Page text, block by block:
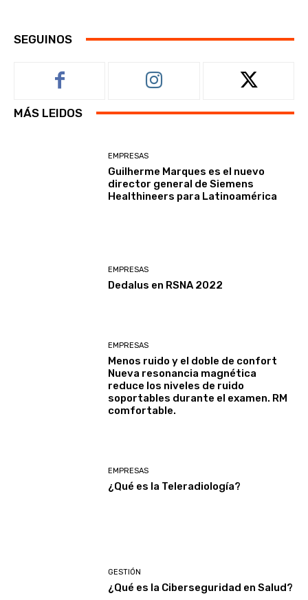
SEGUINOS
MÁS LEIDOS
EMPRESAS
Guilherme Marques es el nuevo
director general de Siemens
Healthineers para Latinoamérica
EMPRESAS
Dedalus en RSNA 2022
EMPRESAS
Menos ruido y el doble de confort
Nueva resonancia magnética
reduce los niveles de ruido
soportables durante el examen. RM
comfortable.
EMPRESAS
¿Qué es la Teleradiología?
GESTIÓN
¿Qué es la Ciberseguridad en Salud?